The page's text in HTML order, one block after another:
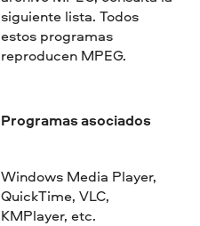
siguiente lista. Todos
estos programas
reproducen MPEG.
Programas asociados
Windows Media Player,
QuickTime, VLC,
KMPlayer, etc.